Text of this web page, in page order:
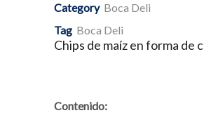
Category Boca Deli
Tag Boca Deli
Chips de maíz en forma de
Contenido: